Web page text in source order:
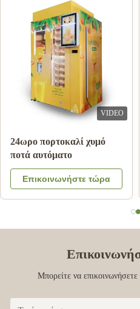
VIDEO
Μηχανή πώλησης χυμού
από πορτοκάλι πληρωμής
σημειώσεων με το
σύστημα ψύξης
Επικοινωνήστε τώρα
Μπορείτε να